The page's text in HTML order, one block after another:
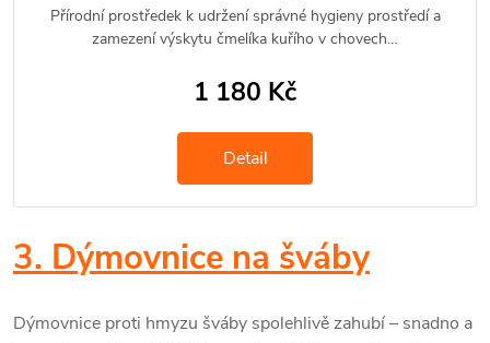
Přírodní prostředek k udržení správné hygieny prostředí a
zamezení výskytu čmelíka kuřího v chovech…
1 180 Kč
Detail
3. Dýmovnice na šváby
Dýmovnice proti hmyzu šváby spolehlivě zahubí – snadno a